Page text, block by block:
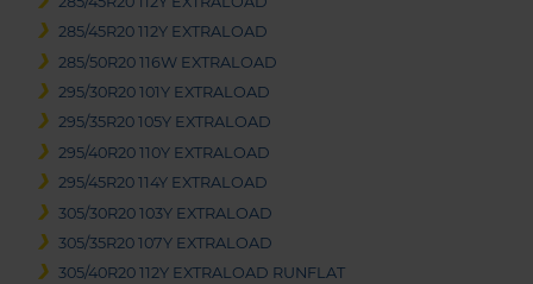
285/45R20 112Y EXTRALOAD
285/50R20 116W EXTRALOAD
295/30R20 101Y EXTRALOAD
295/35R20 105Y EXTRALOAD
295/40R20 110Y EXTRALOAD
295/45R20 114Y EXTRALOAD
305/30R20 103Y EXTRALOAD
305/35R20 107Y EXTRALOAD
305/40R20 112Y EXTRALOAD RUNFLAT